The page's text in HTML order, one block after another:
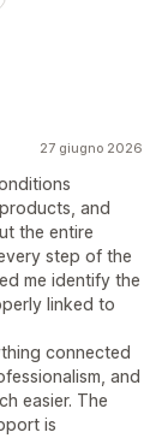
27 giugno 2026
and
the entire
step of the
me identify the
linked to
connected
and
easier. The
is